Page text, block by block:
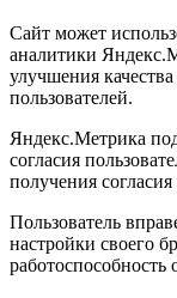
Сайт может
аналитики
улучшения
пользователей.
Яндекс.Метрика
согласия
получения согласия
Пользователь
настройки своего